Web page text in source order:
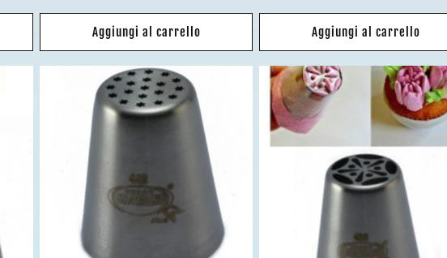
di
Aggiungi al carrello
di
Aggiungi al carrello